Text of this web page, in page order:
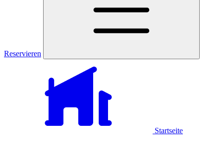
Reservieren
Startseite